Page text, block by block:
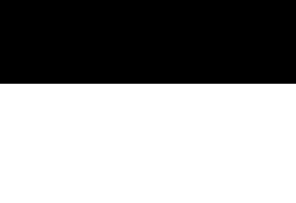
plans